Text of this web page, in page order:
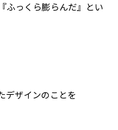
ふっくら膨らんだ』とい
デザインのことを